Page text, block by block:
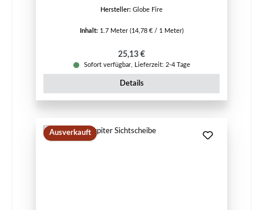
Hersteller: Globe Fire
Inhalt: 1.7 Meter (14,78 € / 1 Meter)
Regulärer Preis:
25,13 €
Sofort verfügbar, Lieferzeit: 2-4 Tage
Details
Ausverkauft